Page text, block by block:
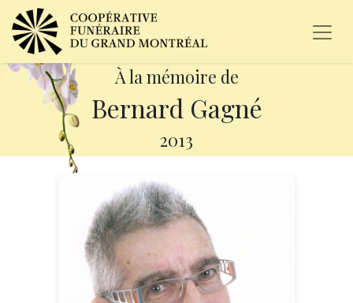
À la mémoire de
Bernard Gagné
2013